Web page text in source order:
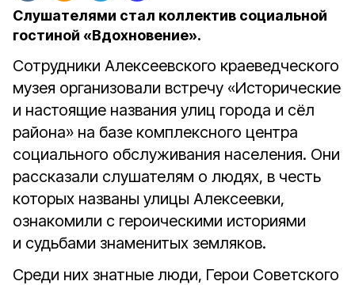
Слушателями стал коллектив социальной
гостиной «Вдохновение».
Сотрудники Алексеевского краеведческого
музея организовали встречу «Исторические
и настоящие названия улиц города и сёл
района» на базе комплексного центра
социального обслуживания населения. Они
рассказали слушателям о людях, в честь
которых названы улицы Алексеевки,
ознакомили с героическими историями
и судьбами знаменитых земляков.
Среди них знатные люди, Герои Советского